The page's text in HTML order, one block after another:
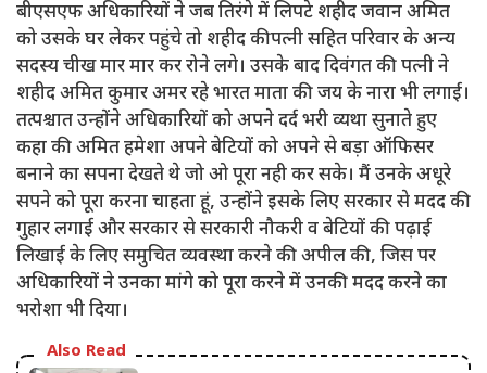
बीएसएफ अधिकारियों ने जब तिरंगे में लिपटे शहीद जवान अमित
को उसके घर लेकर पहुंचे तो शहीद कीपत्नी सहित परिवार के अन्य
सदस्य चीख मार मार कर रोने लगे। उसके बाद दिवंगत की पत्नी ने
शहीद अमित कुमार अमर रहे भारत माता की जय के नारा भी लगाई।
तत्पश्चात उन्होंने अधिकारियों को अपने दर्द भरी व्यथा सुनाते हुए
कहा की अमित हमेशा अपने बेटियों को अपने से बड़ा ऑफिसर
बनाने का सपना देखते थे जो ओ पूरा नही कर सके। मैं उनके अधूरे
सपने को पूरा करना चाहता हूं, उन्होंने इसके लिए सरकार से मदद की
गुहार लगाई और सरकार से सरकारी नौकरी व बेटियों की पढ़ाई
लिखाई के लिए समुचित व्यवस्था करने की अपील की, जिस पर
अधिकारियों ने उनका मांगे को पूरा करने में उनकी मदद करने का
भरोशा भी दिया।
Also Read